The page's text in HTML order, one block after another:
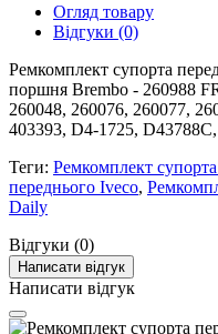
Огляд товару
Відгуки (0)
Ремкомплект супорта
поршня Brembo - 260988
260048, 260076, 260077,
403393, D4-1725,
Теги: Ремкомплект
переднього Iveco,
Daily
Відгуки (0)
Написати відгук
Написати відгук